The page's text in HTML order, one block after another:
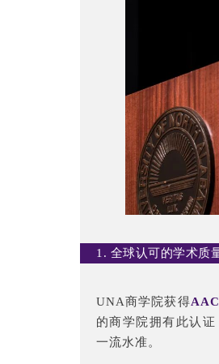
1. 全球认可的学术质
UNA商学院获得
的商学院拥有此认
一流水准。